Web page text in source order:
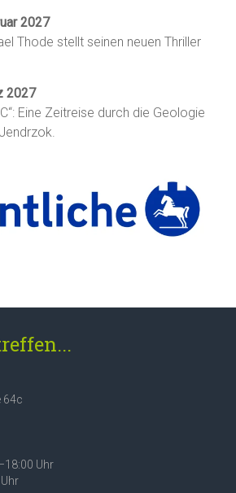
2027
Thode stellt seinen neuen Thriller
2027
Eine Zeitreise durch die Geologie
64c
Uhr